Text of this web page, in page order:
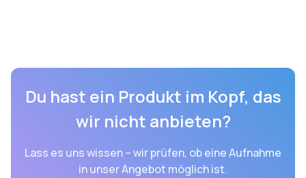
Du hast ein Produkt im Kopf, das
wir nicht anbieten?
Lass es uns wissen – wir prüfen, ob eine Aufnahme
in unser Angebot möglich ist.